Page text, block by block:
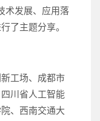
术发展、应用落
了主题分享。
工场、成都市
川省人工智能
、西南交通大